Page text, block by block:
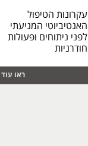
עקרונות הטיפול
האנטיביוטי המניעתי
לפני ניתוחים ופעולות
חודרניות
ראו עוד